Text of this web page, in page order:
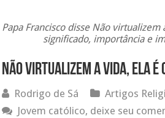
Papa Francisco disse Não
significado, importância e
Não virtualizem a vida, Ela é
Rodrigo de Sá
Artigos
Jovem católico, deixe seu